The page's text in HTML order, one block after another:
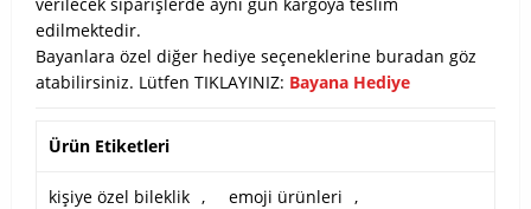
edilmektedir.
Bayanlara özel diğer hediye seçeneklerine buradan göz
atabilirsiniz. Lütfen TIKLAYINIZ: Bayana Hediye
Ürün Etiketleri
kişiye özel bileklik , emoji ürünleri ,